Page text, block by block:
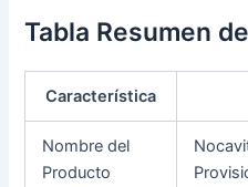
Tabla Resumen
Característica
Nombre del
Producto